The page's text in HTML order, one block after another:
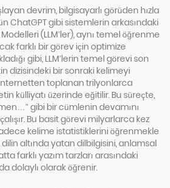
devrim, bilgisayarlı görüden hızla
ChatGPT gibi sistemlerin arkasındaki
(LLM’ler), aynı temel öğrenme
farklı bir görev için optimize
gibi, LLM’lerin temel görevi son
dizisindeki bir sonraki kelimeyi
internetten toplanan trilyonlarca
külliyatı üzerinde eğitilir. Bu süreçte,
gibi bir cümlenin devamını
Bu basit görevi milyarlarca kez
kelime istatistiklerini öğrenmekle
altında yatan dilbilgisini, anlamsal
farklı yazım tarzları arasındaki
dolaylı olarak öğrenir.